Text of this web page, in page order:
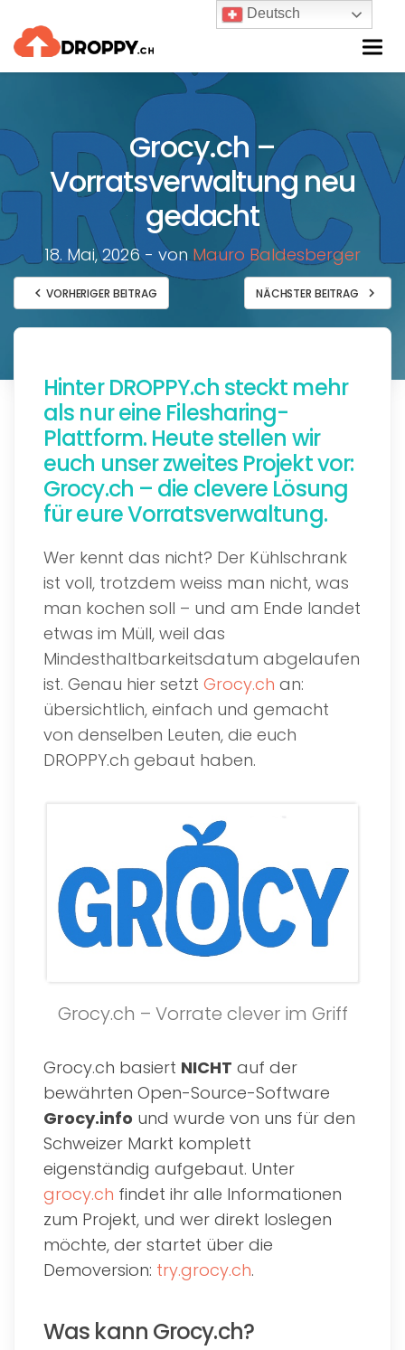
Grocy.ch –
Vorratsverwaltung neu
gedacht
18. Mai, 2026 - vonMauro Baldesberger
chevron_left VORHERIGER BEITRAG NÄCHSTER BEITRAG chevron_right
Hinter DROPPY.ch steckt mehr
als nur eine Filesharing-
Plattform. Heute stellen wir
euch unser zweites Projekt vor:
Grocy.ch – die clevere Lösung
für eure Vorratsverwaltung.
Wer kennt das nicht? Der Kühlschrank
ist voll, trotzdem weiss man nicht, was
man kochen soll – und am Ende landet
etwas im Müll, weil das
Mindesthaltbarkeitsdatum abgelaufen
ist. Genau hier setzt Grocy.ch an:
übersichtlich, einfach und gemacht
von denselben Leuten, die euch
DROPPY.ch gebaut haben.
Grocy.ch – Vorrate clever im Griff
Grocy.ch basiert NICHT auf der
bewährten Open-Source-Software
Grocy.info und wurde von uns für den
Schweizer Markt komplett
eigenständig aufgebaut. Unter
grocy.ch findet ihr alle Informationen
zum Projekt, und wer direkt loslegen
möchte, der startet über die
Demoversion: try.grocy.ch.
Was kann Grocy.ch?
Deutsch